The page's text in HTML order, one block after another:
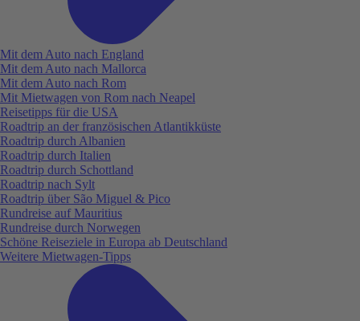
Mit dem Auto nach England
Mit dem Auto nach Mallorca
Mit dem Auto nach Rom
Mit Mietwagen von Rom nach Neapel
Reisetipps für die USA
Roadtrip an der französischen Atlantikküste
Roadtrip durch Albanien
Roadtrip durch Italien
Roadtrip durch Schottland
Roadtrip nach Sylt
Roadtrip über São Miguel & Pico
Rundreise auf Mauritius
Rundreise durch Norwegen
Schöne Reiseziele in Europa ab Deutschland
Weitere Mietwagen-Tipps